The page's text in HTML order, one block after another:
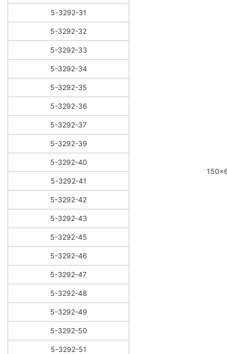
5-3292-31
5-3292-32
5-3292-33
5-3292-34
5-3292-35
5-3292-36
5-3292-37
5-3292-39
5-3292-40
5-3292-41
5-3292-42
5-3292-43
5-3292-45
5-3292-46
5-3292-47
5-3292-48
5-3292-49
5-3292-50
5-3292-51